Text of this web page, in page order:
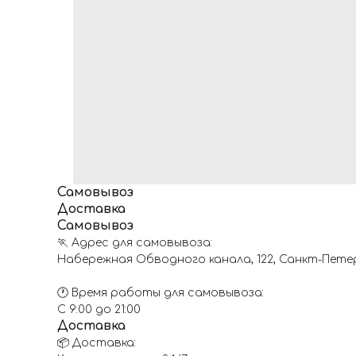
Самовывоз
Доставка
Самовывоз
🏃 Адрес для самовывоза:
Набережная Обводного канала, 122, Санкт-
🕐 Время работы для самовывоза:
С 9:00 до 21:00
Доставка
📦 Доставка: